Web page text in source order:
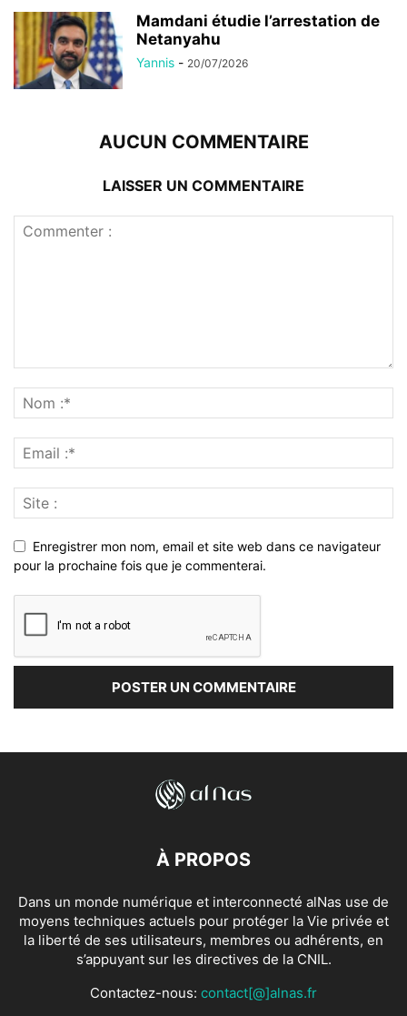
Mamdani étudie l’arrestation de
Netanyahu
Yannis - 20/07/2026
AUCUN COMMENTAIRE
LAISSER UN COMMENTAIRE
Enregistrer mon nom, email et site web dans ce navigateur
pour la prochaine fois que je commenterai.
À PROPOS
Dans un monde numérique et interconnecté alNas use de
moyens techniques actuels pour protéger la Vie privée et
la liberté de ses utilisateurs, membres ou adhérents, en
s’appuyant sur les directives de la CNIL.
Contactez-nous: contact[@]alnas.fr